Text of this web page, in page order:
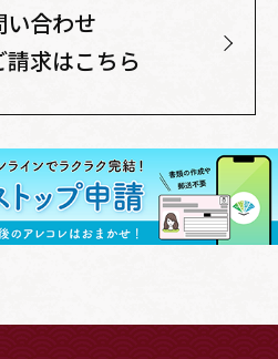
い合わせ
求はこちら